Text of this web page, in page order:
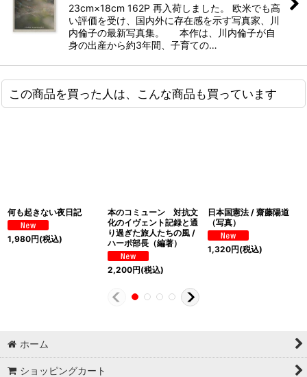
23cm×18cm 162P 再入荷しました。 欧米でも高
い評価を受け、国内外に存在感を示す写真家、川
内倫子の最新写真集。 本作は、川内倫子が自
身の出産から約3年間、子育ての…
この商品を買った人は、こんな商品も買っています
何も起きない夜日記
1,980円(税込)
本のコミューン 対抗文
化のイヴェント記録と通
り過ぎた旅人たちの風 /
ハーポ部長（編著）
2,200円(税込)
日本国憲法 / 齋藤陽道
（写真）
1,320円(税込)
ホーム
ショッピングカート